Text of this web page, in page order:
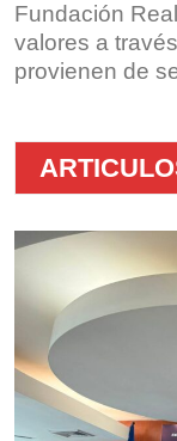
Fundación
valores a
provienen de